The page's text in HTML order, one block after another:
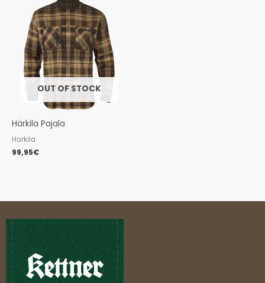
OUT OF STOCK
Härkila Pajala
Harkila
99,95€